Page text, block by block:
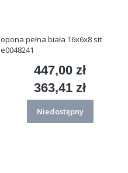
opona pełna biała 16x6x8 sit
e0048241
Cena
447,00 zł
Cena
363,41 zł
Niedostępny